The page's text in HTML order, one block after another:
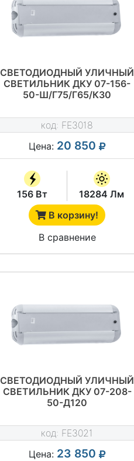
СВЕТОДИОДНЫЙ УЛИЧНЫЙ
СВЕТИЛЬНИК ДКУ 07-156-
50-Ш/Г75/Г65/К30
код: FE3018
Цена: 20 850
156 Вт
18284 Лм
В корзину!
В сравнение
СВЕТОДИОДНЫЙ УЛИЧНЫЙ
СВЕТИЛЬНИК ДКУ 07-208-
50-Д120
код: FE3021
Цена: 23 850